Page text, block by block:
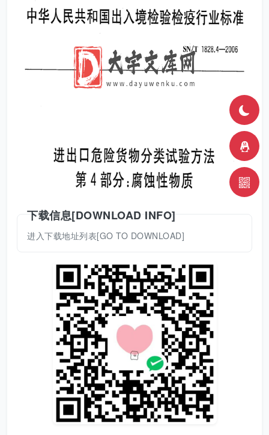
下载信息[DOWNLOAD INFO]
进入下载地址列表[GO TO DOWNLOAD]